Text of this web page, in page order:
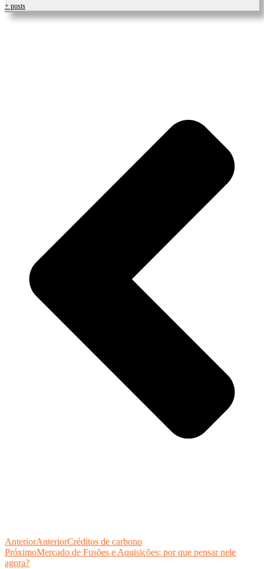
+ posts
AnteriorAnteriorCréditos de carbono
PróximoMercado de Fusões e Aquisições: por que pensar nele
agora?